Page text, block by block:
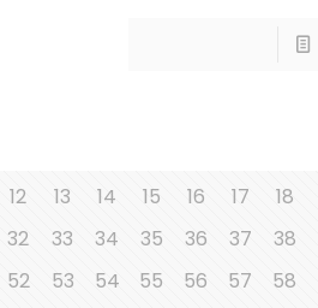
12 13 14 15 16 17 18
32 33 34 35 36 37 38
52 53 54 55 56 57 58